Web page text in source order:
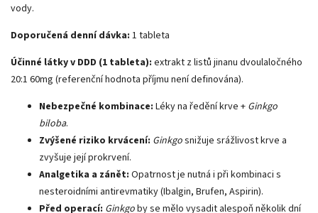
vody.
Doporučená denní dávka: 1 tableta
Účinné látky v DDD (1 tableta): extrakt z listů jinanu dvoulaločného
20:1 60mg (referenční hodnota příjmu není definována).
Nebezpečné kombinace: Léky na ředění krve + Ginkgo
biloba.
Zvýšené riziko krvácení: Ginkgosnižuje srážlivost krve a
zvyšuje její prokrvení.
Analgetika a zánět: Opatrnost je nutná i při kombinaci s
nesteroidními antirevmatiky (Ibalgin, Brufen, Aspirin).
Před operací: Ginkgoby se mělo vysadit alespoň několik dní